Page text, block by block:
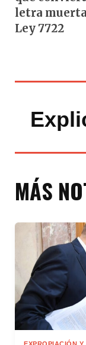
letra
Ley 7722
MÁS